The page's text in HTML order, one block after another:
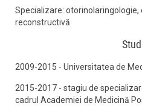
Specializare: otorinolaringologie,
reconstructivă
2009-2015 - Universitatea de
2015-2017 - stagiu de
cadrul Academiei de Medicină